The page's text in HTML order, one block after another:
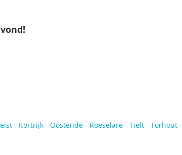
- Kortrijk -Oostende - Roeselare -Tielt -Torhout -